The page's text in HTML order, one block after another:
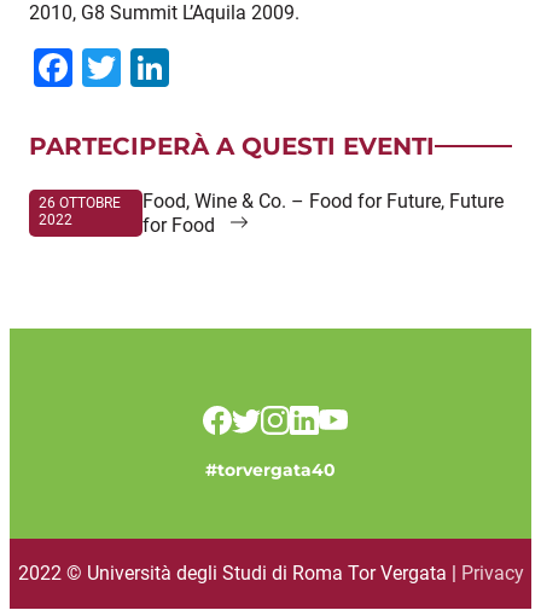
2010, G8 Summit L’Aquila 2009.
Facebook
Twitter
PARTECIPERÀ A QUESTI EVENTI
26 OTTOBRE
2022
Food, Wine & Co. – Food for Future, Future
for Food
#torvergata40
2022 © Università degli Studi di Roma Tor Vergata | Privacy